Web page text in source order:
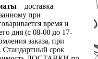
– доставка
при
время и
дня (с 08-00 до 17-
заказа, при
Стандартный срок